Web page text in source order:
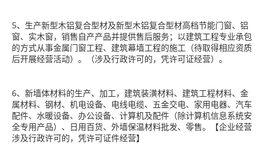
5、生产新型木铝复合型材及新型木铝复合型材高档节能门窗、铝
窗、实木窗，销售自产产品并提供售后服务；以建筑工程专业承包
的方式从事金属门窗工程、建筑幕墙工程的施工（待取得相应资质
后开展经营活动）。（涉及行政许可的，凭许可证经营）。
6、新墙体材料的生产、加工，建筑装潢材料、建筑工程材料、金
属材料、钢材、机电设备、电线电缆、五金交电、家用电器、汽车
配件、水暖设备、办公设备、计算机及配件（除计算机信息系统安
全专用产品）、日用百货、外墙保温材料批发、零售。【企业经营
涉及行政许可的，凭许可证件经营】